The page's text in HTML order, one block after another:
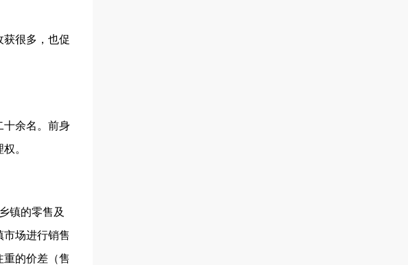
很多，也促
十余名。前身
。
镇的零售及
场进行销售
的价差（售